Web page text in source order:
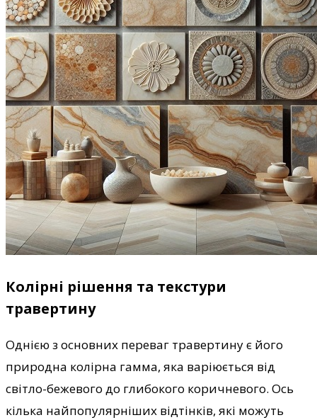
Колірні рішення та текстури
травертину
Однією з основних переваг травертину є його
природна колірна гамма, яка варіюється від
світло-бежевого до глибокого коричневого. Ось
кілька найпопулярніших відтінків, які можуть